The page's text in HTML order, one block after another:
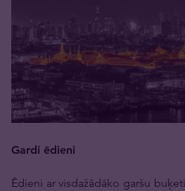
Gardi ēdieni
Ēdieni ar visdažādāko garšu